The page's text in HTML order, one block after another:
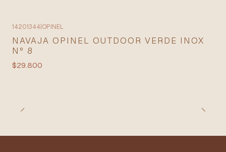
14201344 OPINEL
NAVAJA OPINEL OUTDOOR VERDE INOX
Nº 8
$29.800